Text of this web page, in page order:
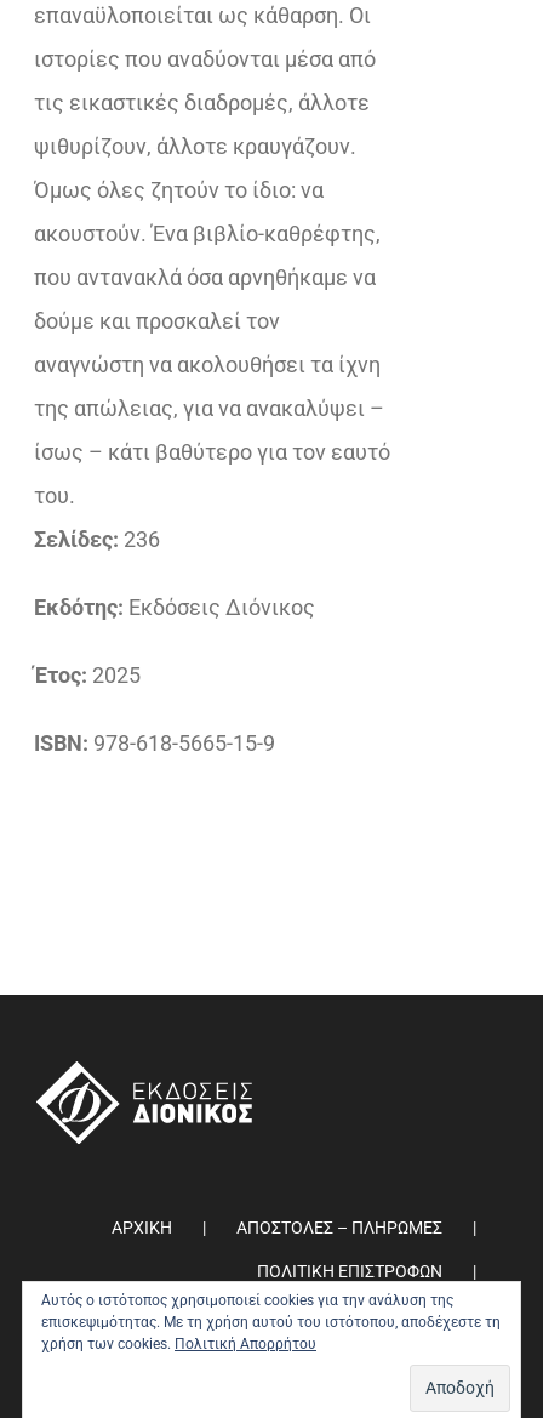
επαναϋλοποιείται ως κάθαρση. Οι
ιστορίες που αναδύονται μέσα από
τις εικαστικές διαδρομές, άλλοτε
ψιθυρίζουν, άλλοτε κραυγάζουν.
Όμως όλες ζητούν το ίδιο: να
ακουστούν. Ένα βιβλίο-καθρέφτης,
που αντανακλά όσα αρνηθήκαμε να
δούμε και προσκαλεί τον
αναγνώστη να ακολουθήσει τα ίχνη
της απώλειας, για να ανακαλύψει –
ίσως – κάτι βαθύτερο για τον εαυτό
του.
Σελίδες: 236
Εκδότης: Εκδόσεις Διόνικος
Έτος: 2025
ISBN: 978-618-5665-15-9
ΑΡΧΙΚΗ ΑΠΟΣΤΟΛΕΣ – ΠΛΗΡΩΜΕΣ
ΠΟΛΙΤΙΚΗ ΕΠΙΣΤΡΟΦΩΝ
ΠΟΛΙΤΙΚΗ ΑΠΟΡΡΗΤΟΥ 0
Αυτός ο ιστότοπος χρησιμοποιεί cookies για την ανάλυση της
επισκεψιμότητας. Με τη χρήση αυτού του ιστότοπου, αποδέχεστε τη
χρήση των cookies. Πολιτική Απορρήτου